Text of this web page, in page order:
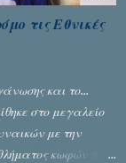
τις Εθνικές
και το...
στο μεγαλείο
με την
κωφών που